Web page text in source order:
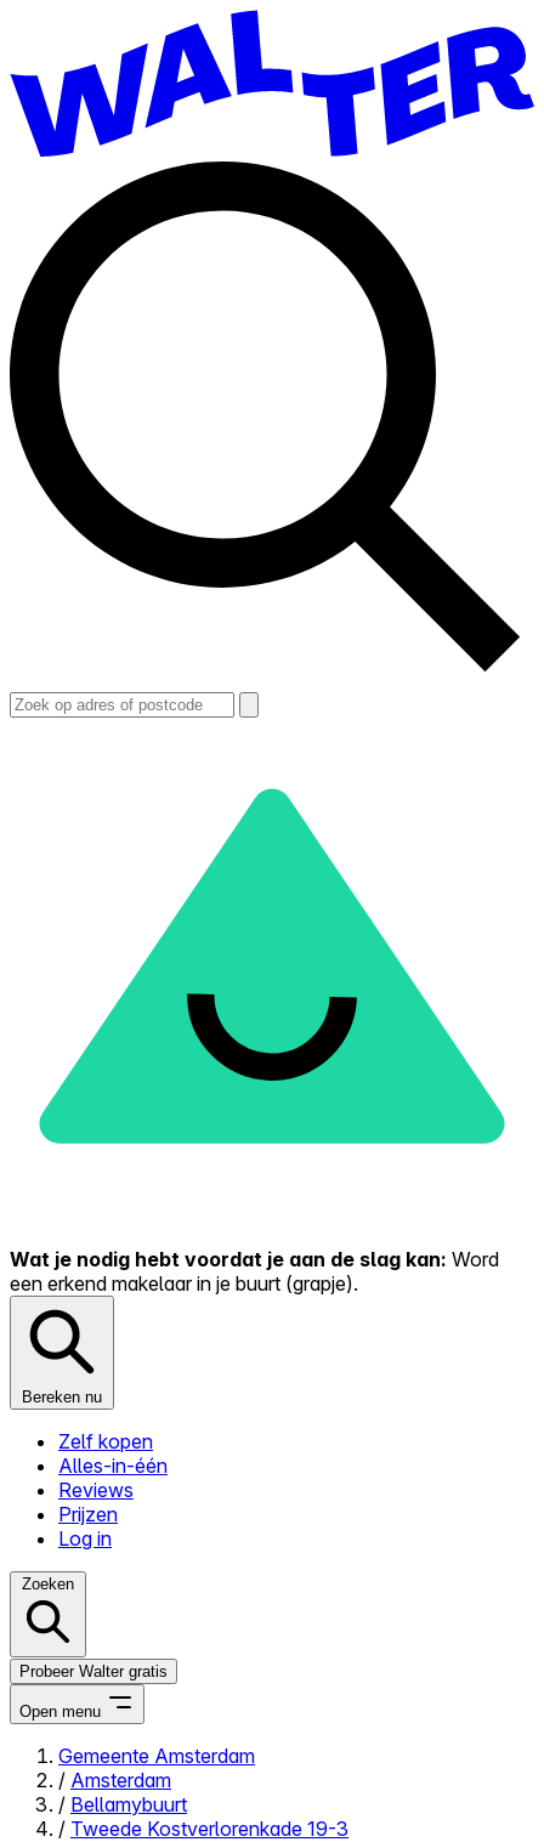
Wat je nodig hebt voordat je aan de slag kan: Word
een erkend makelaar in je buurt (grapje).
Bereken nu
Zelf kopen
Alles-in-één
Reviews
Prijzen
Log in
Zoeken
Probeer Walter gratis
Open menu
Close menu
Gemeente Amsterdam
/ Amsterdam
/ Bellamybuurt
/ Tweede Kostverlorenkade 19-3